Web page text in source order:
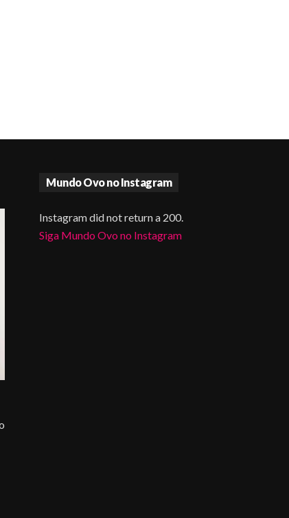
Mundo Ovo no Instagram
Instagram did not return a 200.
Siga Mundo Ovo no Instagram